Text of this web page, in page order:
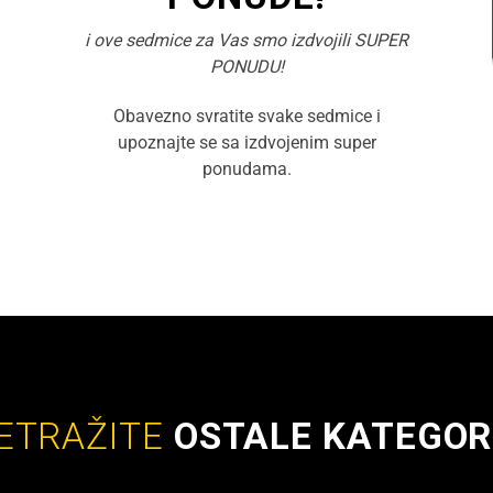
i ove sedmice za Vas smo izdvojili SUPER
PONUDU!
Obavezno svratite svake sedmice i
upoznajte se sa izdvojenim super
ponudama.
OSTALE